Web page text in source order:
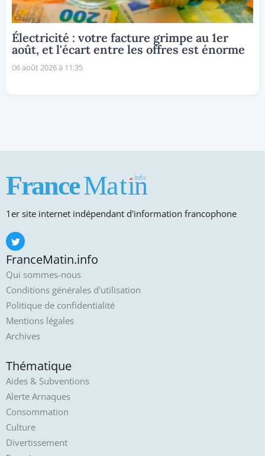
Électricité : votre facture grimpe au 1er
août, et l'écart entre les offres est énorme
06 août 2026 à 11:35
1er site internet indépendant d'information francophone
FranceMatin.info
Qui sommes-nous
Conditions générales d'utilisation
Politique de confidentialité
Mentions légales
Archives
Thématique
Aides & Subventions
Alerte Arnaques
Consommation
Culture
Divertissement